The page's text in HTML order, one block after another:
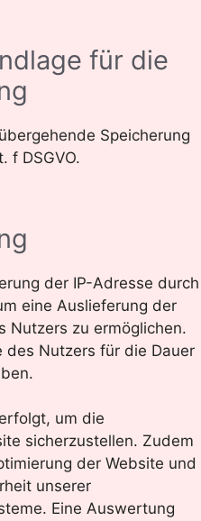
für die
Speicherung
f DSGVO.
der IP-Adresse durch
eine Auslieferung der
Nutzers zu ermöglichen.
des Nutzers für die Dauer
um die
sicherzustellen. Zudem
der Website und
unserer
Eine Auswertung